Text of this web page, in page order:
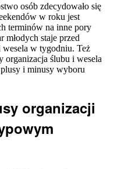
osób zdecydowało się
w roku jest
terminów na inne pory
młodych staje przed
w tygodniu. Też
organizacja ślubu i wesela
i minusy wyboru
organizacji